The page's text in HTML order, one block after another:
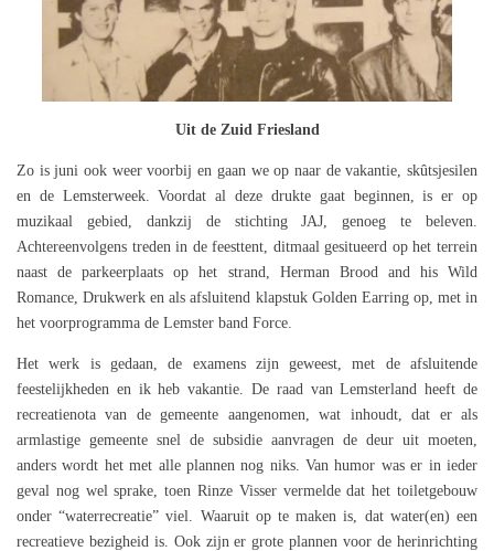
Uit de Zuid Friesland
Zo is juni ook weer voorbij en gaan we op naar de vakantie, skûtsjesilen
en de Lemsterweek. Voordat al deze drukte gaat beginnen, is er op
muzikaal gebied, dankzij de stichting JAJ, genoeg te beleven.
Achtereenvolgens treden in de feesttent, ditmaal gesitueerd op het terrein
naast de parkeerplaats op het strand, Herman Brood and his Wild
Romance, Drukwerk en als afsluitend klapstuk Golden Earring op, met in
het voorprogramma de Lemster band Force.
Het werk is gedaan, de examens zijn geweest, met de afsluitende
feestelijkheden en ik heb vakantie. De raad van Lemsterland heeft de
recreatienota van de gemeente aangenomen, wat inhoudt, dat er als
armlastige gemeente snel de subsidie aanvragen de deur uit moeten,
anders wordt het met alle plannen nog niks. Van humor was er in ieder
geval nog wel sprake, toen Rinze Visser vermelde dat het toiletgebouw
onder “waterrecreatie” viel. Waaruit op te maken is, dat water(en) een
recreatieve bezigheid is. Ook zijn er grote plannen voor de herinrichting